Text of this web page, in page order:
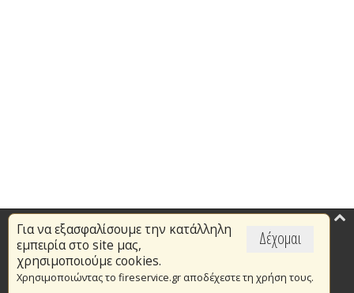
Δέχομαι
Για να εξασφαλίσουμε την κατάλληλη
εμπειρία στο site μας,
χρησιμοποιούμε cookies.
Χρησιμοποιώντας το fireservice.gr αποδέχεστε τη χρήση τους.
Επικαιρότητα
Το Πυροσβεστικό Σώμα